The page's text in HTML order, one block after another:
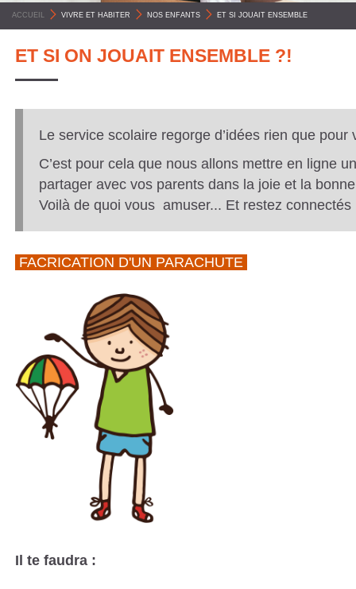
C
O
M
M
U
Y
R
S
N
ACCUEIL VIVRE ET HABITER NOS ENFANTS ET SI JOUAIT ENSEMBLE
ET SI ON JOUAIT ENSEMBLE ?!
Le service scolaire regorge d’idées rien que pour
C’est pour cela que nous allons mettre en ligne
partager avec vos parents dans la joie et la
Voilà de quoi vous amuser... Et restez connectés
FACRICATION D'UN PARACHUTE
Il te faudra :